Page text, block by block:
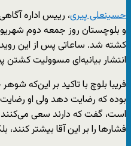
حسینعلی پیری، رییس اداره
کشته شد. ساعاتی پس از این
انتشار بیانیه‌ای مسوولیت کشتن
فریبا بلوچ با تاکید بر این‌که
بوده که رضایت دهد ولی او
است، گفت که دارند سعی می‌کنند
فشارها را بر این آقا بیشتر